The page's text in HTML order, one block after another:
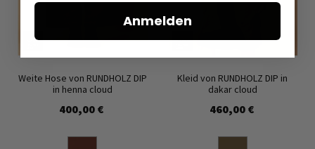
Weite Hose von RUNDHOLZ DIP
in henna cloud
400,00 €
Kleid von RUNDHOLZ DIP in
dakar cloud
460,00 €
Anmelden